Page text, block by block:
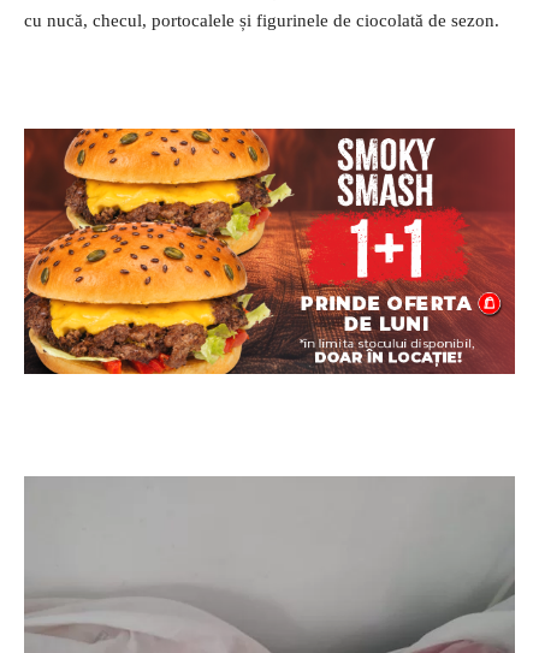
cu nucă, checul, portocalele și figurinele de ciocolată de sezon.